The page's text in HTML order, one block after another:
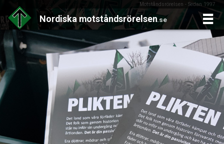
Motståndsrörelsen - Sedan 1997
Nordiska motståndsrörelsen.se
Skip
to
content